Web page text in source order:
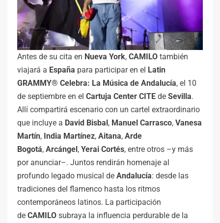
Antes de su cita en Nueva York, CAMILO también
viajará a España para participar en el Latin
GRAMMY® Celebra: La Música de Andalucía, el 10
de septiembre en el Cartuja Center CITE de Sevilla.
Allí compartirá escenario con un cartel extraordinario
que incluye a David Bisbal, Manuel Carrasco, Vanesa
Martín, India Martínez, Aitana, Arde
Bogotá, Arcángel, Yerai Cortés, entre otros –y más
por anunciar–. Juntos rendirán homenaje al
profundo legado musical de Andalucía: desde las
tradiciones del flamenco hasta los ritmos
contemporáneos latinos. La participación
de CAMILO subraya la influencia perdurable de la